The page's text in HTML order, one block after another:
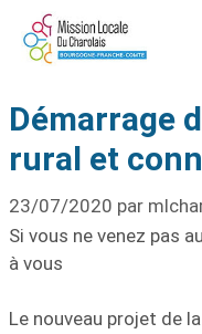
Démarrage
rural et
23/07/2020 par
Si vous ne venez pas
à vous
Le nouveau projet de